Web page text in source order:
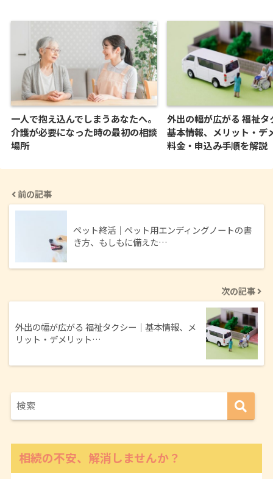
一人で抱え込んでしまうあなたへ。
介護が必要になった時の最初の相談
場所
外出の幅が広がる 福祉タ
基本情報、メリット・デ
料金・申込み手順を解説
前の記事
ペット終活｜ペット用エンディングノートの書
き方、もしもに備えた…
次の記事
外出の幅が広がる 福祉タクシー｜基本情報、メ
リット・デメリット…
相続の不安、解消しませんか？